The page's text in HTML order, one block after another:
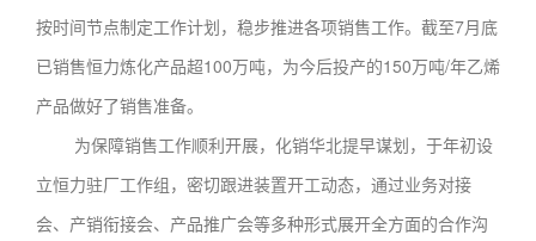
按时间节点制定工作计划，稳步推进各项销售工作。截至7月底
已销售恒力炼化产品超100万吨，为今后投产的150万吨/年乙烯
产品做好了销售准备。
为保障销售工作顺利开展，化销华北提早谋划，于年初设
立恒力驻厂工作组，密切跟进装置开工动态，通过业务对接
会、产销衔接会、产品推广会等多种形式展开全方面的合作沟